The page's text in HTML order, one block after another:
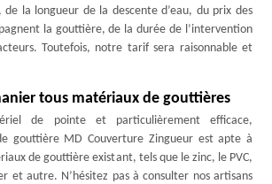
la longueur de la descente d’eau, du prix des
la gouttière, de la durée de l’intervention
Toutefois, notre tarif sera raisonnable et
tous matériaux de gouttières
de pointe et particulièrement efficace,
gouttière MD Couverture Zingueur est apte à
de gouttière existant, tels que le zinc, le PVC,
et autre. N’hésitez pas à consulter nos artisans